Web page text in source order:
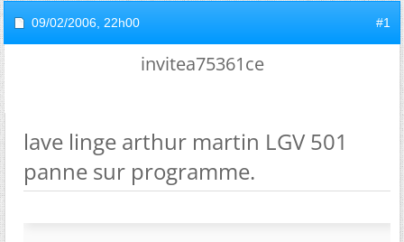
09/02/2006, 22h00 #1
invitea75361ce
lave linge arthur martin LGV 501
panne sur programme.